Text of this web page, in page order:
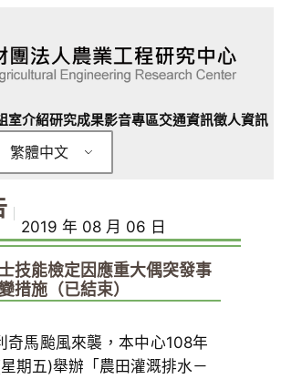
室介紹研究成果影音專區交通資訊徵人資訊
繁體中文
2019 年 08 月 06 日
技能檢定因應重大偶突發事
措施（已結束）
奇馬颱風來襲，本中心108年
期五)舉辦「農田灌溉排水－